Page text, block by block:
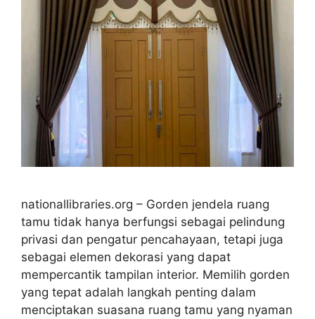
nationallibraries.org – Gorden jendela ruang
tamu tidak hanya berfungsi sebagai pelindung
privasi dan pengatur pencahayaan, tetapi juga
sebagai elemen dekorasi yang dapat
mempercantik tampilan interior. Memilih gorden
yang tepat adalah langkah penting dalam
menciptakan suasana ruang tamu yang nyaman